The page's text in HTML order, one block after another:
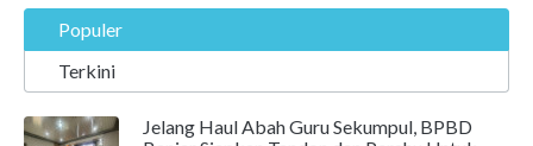
Populer
Terkini
Jelang Haul Abah Guru Sekumpul, BPBD